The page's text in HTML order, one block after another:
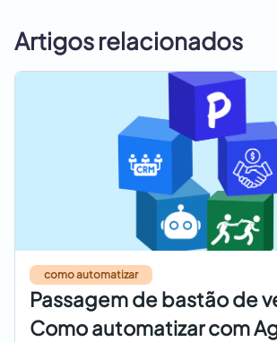
Artigos relacionados
como automatizar
Passagem de bastão de
Como automatizar com